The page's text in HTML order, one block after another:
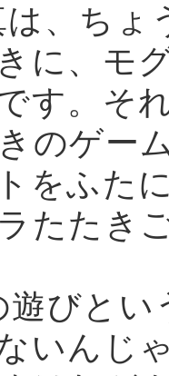
、ちょ
に、モ
す。そ
のゲー
をふた
たたき
びと
いんじ